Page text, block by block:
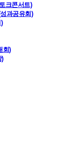
크콘서트)
과공유회)
회)
)